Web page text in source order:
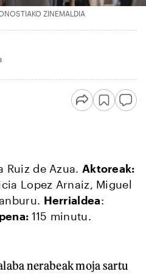
ZINEMALDIA
Ruiz de Azua. Aktoreak:
Lopez Arnaiz, Miguel
Herrialdea:
115 minutu.
nerabeak moja sartu